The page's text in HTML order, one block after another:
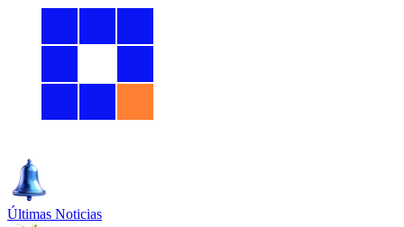
Últimas Noticias